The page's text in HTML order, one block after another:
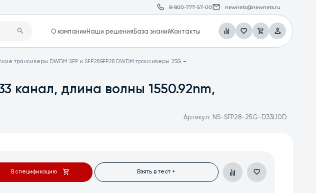
8-800-777-57-00 newnets@newnets.ru
О компании Наши решения База знаний Контакты
трансиверы DWDM SFP и SFP28SFP28 DWDM трансиверы 25G
канал, длина волны 1550.92nm,
Артикул: NS-SFP28-25G-D33L10D
В спецификацию Взять в тест +